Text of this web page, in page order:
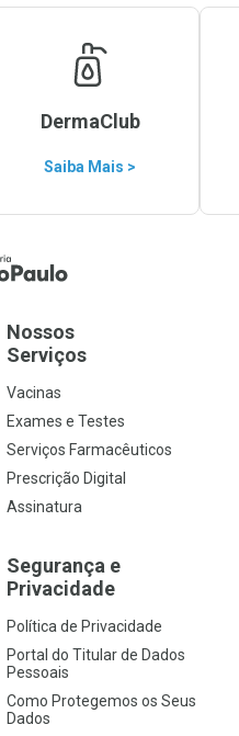
DermaClub
Saiba Mais >
Nossos
Serviços
Vacinas
Exames e Testes
Serviços Farmacêuticos
Prescrição Digital
Assinatura
Segurança e
Privacidade
Política de Privacidade
Portal do Titular de Dados
Pessoais
Como Protegemos os Seus
Dados